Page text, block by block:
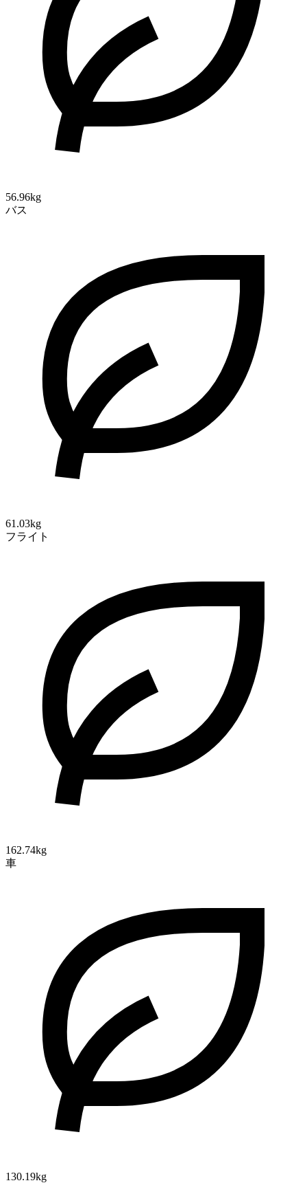
56.96kg
バス
61.03kg
フライト
162.74kg
車
130.19kg